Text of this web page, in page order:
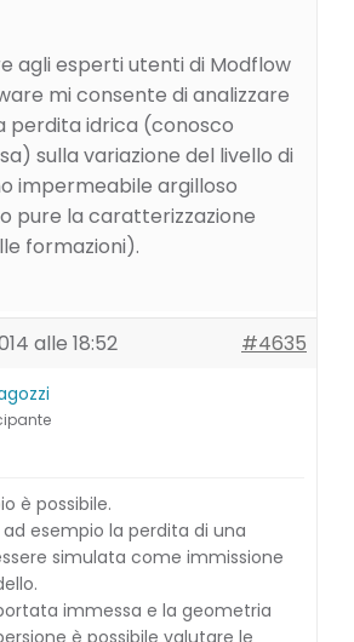
agli esperti utenti di Modflow
mi consente di analizzare
perdita idrica (conosco
sulla variazione del livello di
impermeabile argilloso
pure la caratterizzazione
formazioni).
alle 18:52
#4635
è possibile.
esempio la perdita di una
simulata come immissione
immessa e la geometria
è possibile valutare le